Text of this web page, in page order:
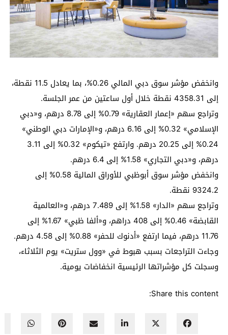
وانخفض مؤشر سوق دبي المالي 0.26%، بما يعادل 11.5 نقطة،
إلى 4358.31 نقطة خلال أول ساعتين من عمر الجلسة.
وتراجع سهم «إعمار العقارية» 0.79% إلى 8.78 درهم، و«دبي
الإسلامي» 0.32% إلى 6.16 درهم، و«الإمارات دبي الوطني»
0.24% إلى 20.25 درهم. وارتفع «تيكوم» 0.32% إلى 3.11
درهم، و«دبي التجاري» 1.58% إلى 6.4 درهم.
وانخفض مؤشر سوق أبوظبي للأوراق المالية 0.58% إلى
9324.2 نقطة.
وتراجع سهم «الدار» 1.58% إلى 7.489 درهم، و«العالمية
القابضة» 0.46% إلى 408 دراهم، و«ألفا ظبي» 1.67% إلى
11.76 درهم، فيما ارتفع «أدنوك للحفر» 0.88% إلى 4.58 درهم.
وجاءت التراجعات بسبب هبوط في «وول ستريت» يوم الثلاثاء،
وسجلت كل مؤشراتها الرئيسية انخفاضات يومية.
Share this content: